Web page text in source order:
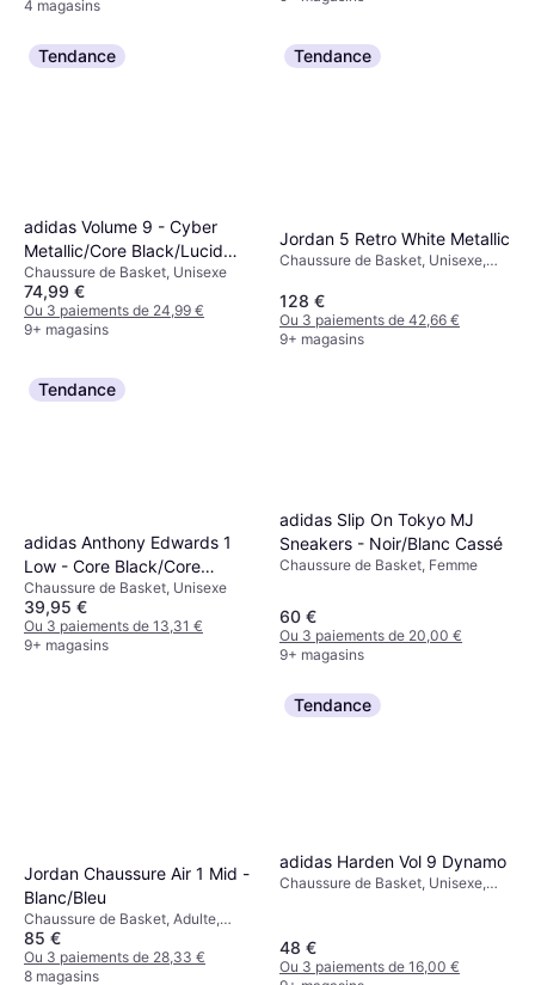
4 magasins
Tendance
adidas Volume 9 - Cyber
Metallic/Core Black/Lucid
Red
Chaussure de Basket, Unisexe
74,99 €
Ou 3 paiements de 24,99 €
9+ magasins
Tendance
Jordan 5 Retro White Metallic
Chaussure de Basket, Unisexe,
128 €
Ou 3 paiements de 42,66 €
9+ magasins
Tendance
adidas Anthony Edwards 1
Low - Core Black/Core
White/Lucid Red
Chaussure de Basket, Unisexe
39,95 €
Ou 3 paiements de 13,31 €
9+ magasins
adidas Slip On Tokyo MJ
Sneakers - Noir/Blanc Cassé
Chaussure de Basket, Femme
60 €
Ou 3 paiements de 20,00 €
9+ magasins
Jordan Chaussure Air 1 Mid -
Blanc/Bleu
Chaussure de Basket, Adulte,
Homme, Unisexe
85 €
Ou 3 paiements de 28,33 €
8 magasins
Tendance
adidas Harden Vol 9 Dynamo
Chaussure de Basket, Unisexe,
48 €
Ou 3 paiements de 16,00 €